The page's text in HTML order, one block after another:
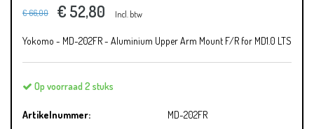
€ 66,00 € 52,80 Incl. btw
Yokomo - MD-202FR - Aluminium Upper Arm Mount F/R for MD1.0 LTS
Op voorraad 2 stuks
Artikelnummer: MD-202FR